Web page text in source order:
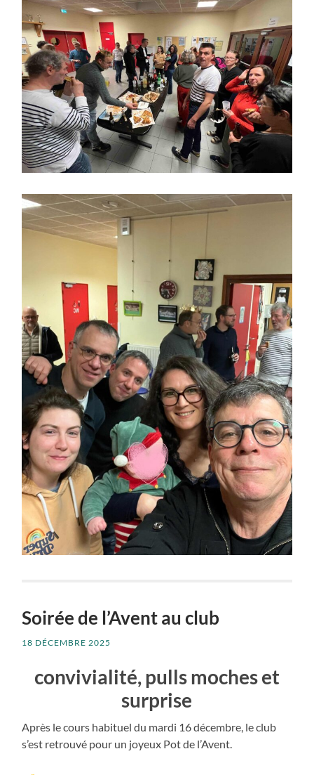
Soirée de l’Avent au club
18 DÉCEMBRE 2025
convivialité, pulls moches et
surprise
Après le cours habituel du mardi 16 décembre, le club
s’est retrouvé pour un joyeux Pot de l’Avent.